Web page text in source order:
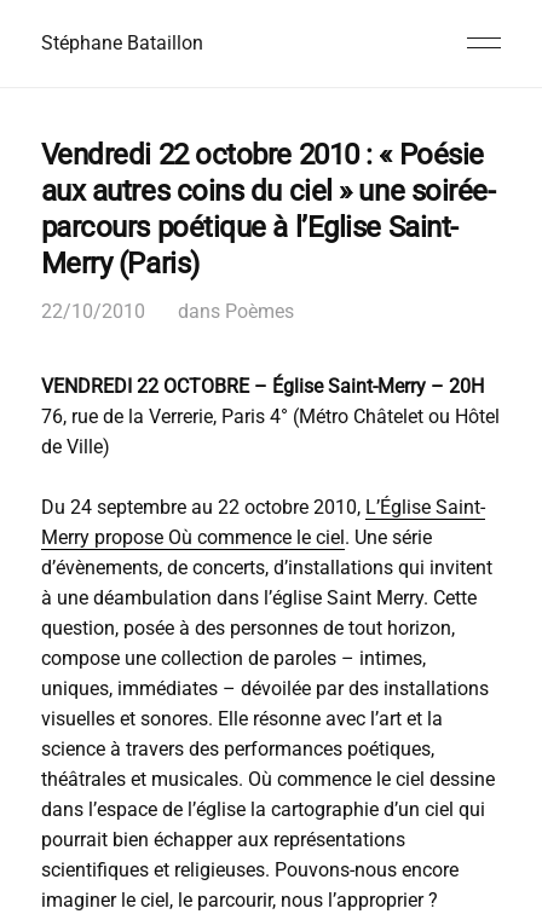
Stéphane Bataillon
Vendredi 22 octobre 2010 : « Poésie
aux autres coins du ciel » une soirée-
parcours poétique à l’Eglise Saint-
Merry (Paris)
22/10/2010 dans Poèmes
VENDREDI 22 OCTOBRE – Église Saint-Merry – 20H
76, rue de la Verrerie, Paris 4° (Métro Châtelet ou Hôtel
de Ville)
Du 24 septembre au 22 octobre 2010, L’Église Saint-
Merry propose Où commence le ciel. Une série
d’évènements, de concerts, d’installations qui invitent
à une déambulation dans l’église Saint Merry. Cette
question, posée à des personnes de tout horizon,
compose une collection de paroles – intimes,
uniques, immédiates – dévoilée par des installations
visuelles et sonores. Elle résonne avec l’art et la
science à travers des performances poétiques,
théâtrales et musicales. Où commence le ciel dessine
dans l’espace de l’église la cartographie d’un ciel qui
pourrait bien échapper aux représentations
scientifiques et religieuses. Pouvons-nous encore
imaginer le ciel, le parcourir, nous l’approprier ?